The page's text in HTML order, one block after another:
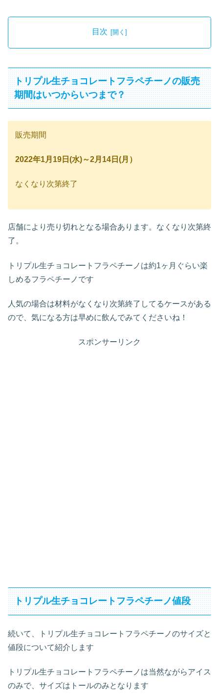
目次
トリプル生チョコレートフラペチーノの販売
期間はいつからいつまで？
販売期間
2022年1月19 日(水)～2月14日(月）
なくなり次第終了
店舗により売り切れとなる場合あります。なくなり次第終
了。
トリプル生チョコレートフラペチーノは約1ヶ月ぐらい楽
しめるフラペチーノです
人気の場合は材料がなくなり次第終了してるケースがある
ので、気になる方は早めに飲んでみてくださいね！
スポンサーリンク
トリプル生チョコレートフラペチーノ値段
続いて、トリプル生チョコレートフラペチーノのサイズと
値段について紹介します
トリプル生チョコレートフラペチーノは当然ながらアイス
のみで、サイズはトールのみとなります